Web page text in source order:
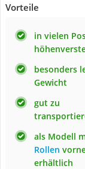
Vorteile
in vielen
besonders
Gewicht
gut zu
als Modell
Rollen
erhältlich